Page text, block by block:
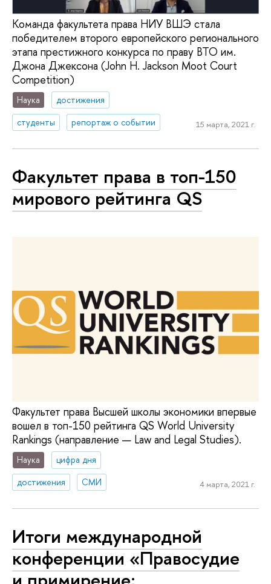
Команда факультета права НИУ ВШЭ стала
победителем второго европейского регионального
этапа престижного конкурса по праву ВТО им.
Джона Джексона (John H. Jackson Moot Court
Competition)
Наука
достижения
студенты
репортаж о событии 15 марта, 2021 г.
Факультет права в топ-150
мирового рейтинга QS
Факультет права Высшей школы экономики впервые
вошел в топ-150 рейтинга QS World University
Rankings (направление — Law and Legal Studies).
Наука
цифра дня
достижения
СМИ 4 марта, 2021 г.
Итоги международной
конференции «Правосудие